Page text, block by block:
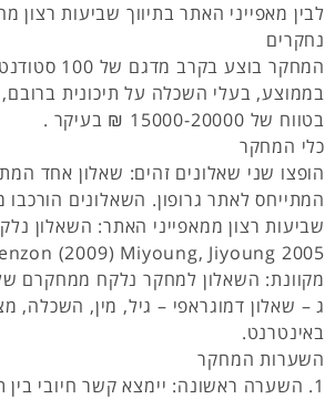
לבין מאפייני האתר בתיווך שביעות רצון
נחקרים
בממוצע, בעלי השכלה על תיכונית ברובם,
בטווח של 15000-20000 ₪ בעיקר .
כלי המחקר
המתייחס לאתר גרופון. השאלונים
ג – שאלון דמוגראפי – גיל, מין,
באינטרנט.
השערות המחקר
1. השערה ראשונה: יימצא קשר חיובי